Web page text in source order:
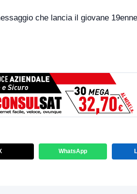
che lancia il giovane
WhatsApp